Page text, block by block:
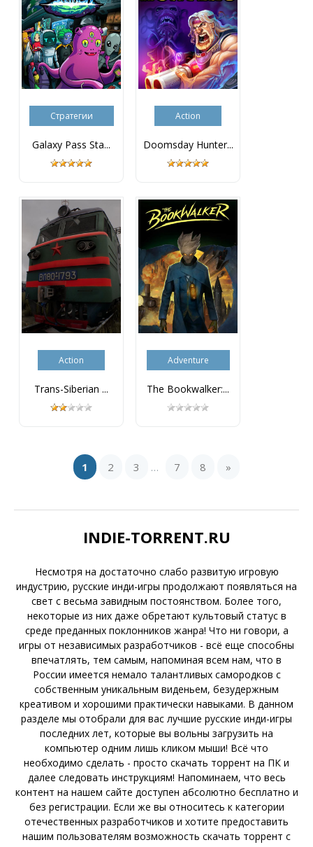
Стратегии
Galaxy Pass Sta...
Action
Doomsday Hunter...
Action
Trans-Siberian ...
Adventure
The Bookwalker:...
1 2 3 ... 7 8 »
INDIE-TORRENT.RU
Несмотря на достаточно слабо развитую игровую
индустрию, русские инди-игры продолжают появляться на
свет с весьма завидным постоянством. Более того,
некоторые из них даже обретают культовый статус в
среде преданных поклонников жанра! Что ни говори, а
игры от независимых разработчиков - всё еще способны
впечатлять, тем самым, напоминая всем нам, что в
России имеется немало талантливых самородков с
собственным уникальным виденьем, безудержным
креативом и хорошими практически навыками. В данном
разделе мы отобрали для вас лучшие русские инди-игры
последних лет, которые вы вольны загрузить на
компьютер одним лишь кликом мыши! Всё что
необходимо сделать - просто скачать торрент на ПК и
далее следовать инструкциям! Напоминаем, что весь
контент на нашем сайте доступен абсолютно бесплатно и
без регистрации. Если же вы относитесь к категории
отечественных разработчиков и хотите предоставить
нашим пользователям возможность скачать торрент с